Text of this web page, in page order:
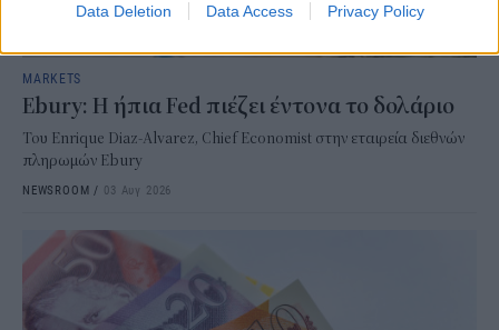
Data Deletion Data Access Privacy Policy
MARKETS
Ebury: Η ήπια Fed πιέζει έντονα το δολάριο
Του Enrique Diaz-Alvarez, Chief Economist στην εταιρεία διεθνών
πληρωμών Ebury
NEWSROOM / 03 Αυγ 2026